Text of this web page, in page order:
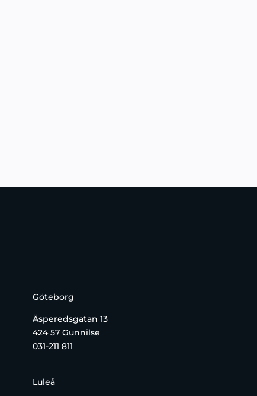
Göteborg
Äsperedsgatan 13
424 57 Gunnilse
031-211 811
Luleå